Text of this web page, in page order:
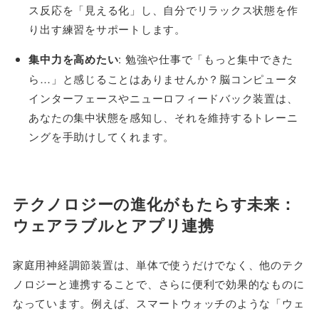
ス反応を「見える化」し、自分でリラックス状態を作
り出す練習をサポートします。
集中力を高めたい: 勉強や仕事で「もっと集中できた
ら…」と感じることはありませんか？脳コンピュータ
インターフェースやニューロフィードバック装置は、
あなたの集中状態を感知し、それを維持するトレーニ
ングを手助けしてくれます。
テクノロジーの進化がもたらす未来：
ウェアラブルとアプリ連携
家庭用神経調節装置は、単体で使うだけでなく、他のテク
ノロジーと連携することで、さらに便利で効果的なものに
なっています。例えば、スマートウォッチのような「ウェ